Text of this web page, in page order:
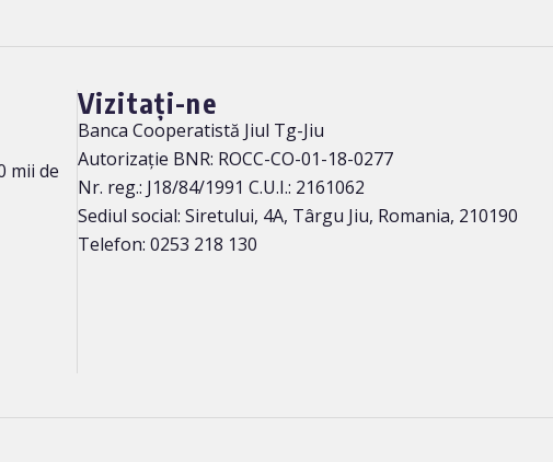
mii de
Vizitați-ne
Banca Cooperatistă Jiul Tg-Jiu
Autorizație BNR: ROCC-CO-01-18-0277
Nr. reg.: J18/84/1991 C.U.I.: 2161062
Sediul social: Siretului, 4A, Târgu Jiu, Romania, 210190
Telefon: 0253 218 130